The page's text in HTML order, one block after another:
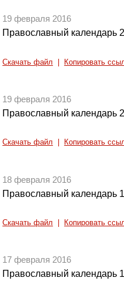
19 февраля 2016
Православный календарь
Скачать файл Копировать
19 февраля 2016
Православный календарь
Скачать файл Копировать
18 февраля 2016
Православный календарь
Скачать файл Копировать
17 февраля 2016
Православный календарь